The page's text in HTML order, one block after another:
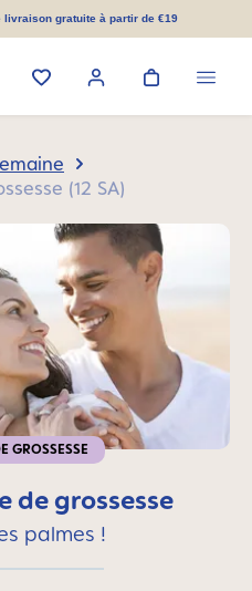
livraison gratuite à partir de €19
(12 SA)
GROSSESSE
de grossesse
palmes !